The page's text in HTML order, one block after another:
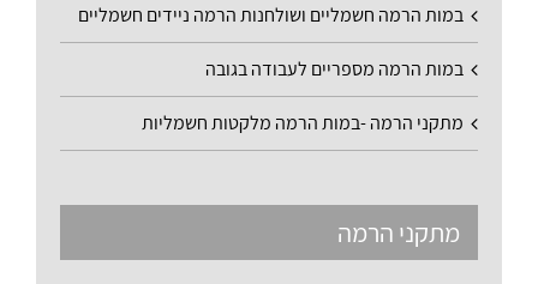
במות הרמה חשמליים ושולחנות הרמה ניידים חשמליים
במות הרמה מספריים לעבודה בגובה
מתקני הרמה -במות הרמה מלקטות חשמליות
מתקני הרמה